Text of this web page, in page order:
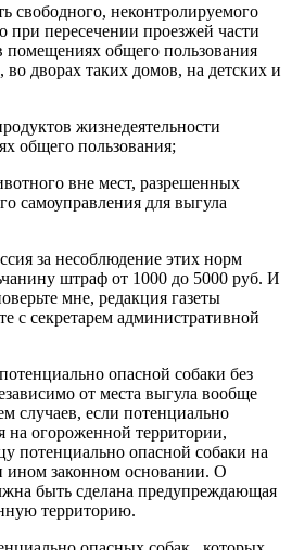
свободного, неконтролируемого
при пересечении проезжей части
помещениях общего пользования
дворах таких домов, на детских и
жизнедеятельности
общего пользования;
вне мест, разрешенных
самоуправления для выгула
за несоблюдение этих норм
штраф от 1000 до 5000 руб. И
мне, редакция газеты
с секретарем административной
опасной собаки без
от места выгула вообще
случаев, если потенциально
на огороженной территории,
потенциально опасной собаки на
ином законном основании. О
быть сделана предупреждающая
территорию.